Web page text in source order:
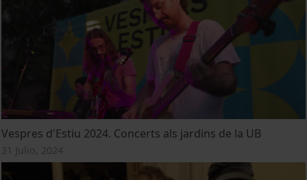
Vespres d'Estiu 2024. Concerts als jardins de la UB
31 Julio, 2024